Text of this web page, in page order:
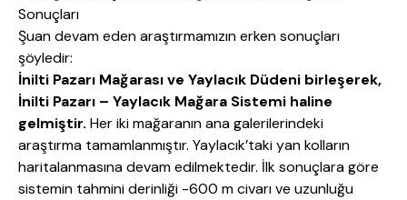
Şuan devam eden araştırmamızın erken sonuçları
şöyledir:
İnilti Pazarı Mağarası ve Yaylacık Düdeni birleşerek,
İnilti Pazarı – Yaylacık Mağara Sistemi haline
gelmiştir. Her iki mağaranın ana galerilerindeki
araştırma tamamlanmıştır. Yaylacık’taki yan kolların
haritalanmasına devam edilmektedir. İlk sonuçlara göre
sistemin tahmini derinliği -600 m civarı ve uzunluğu